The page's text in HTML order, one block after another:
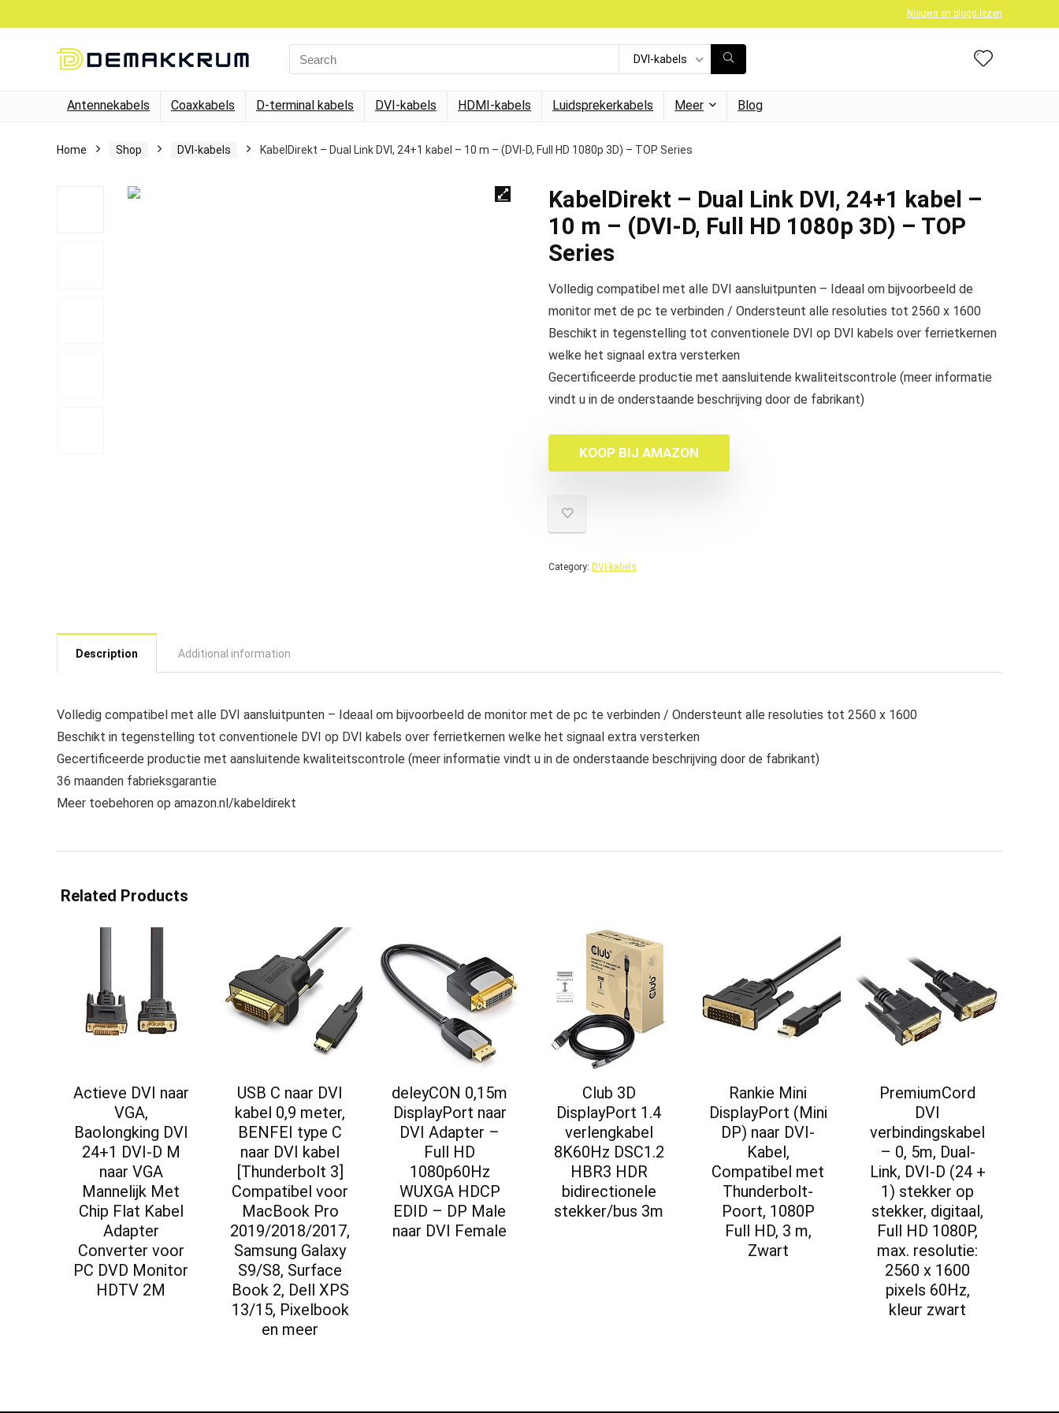
Nieuws en blogs lezen
Search
for:
DVI-kabels
Antennekabels Coaxkabels D-terminal kabels DVI-kabels HDMI-kabels Luidsprekerkabels Meer Blog
Home Shop DVI-kabels KabelDirekt – Dual Link DVI, 24+1 kabel – 10 m – (DVI-D, Full HD 1080p 3D) – TOP Series
KabelDirekt – Dual Link DVI, 24+1 kabel –
10 m – (DVI-D, Full HD 1080p 3D) – TOP
Series
Volledig compatibel met alle DVI aansluitpunten – Ideaal om bijvoorbeeld de
monitor met de pc te verbinden / Ondersteunt alle resoluties tot 2560 x 1600
Beschikt in tegenstelling tot conventionele DVI op DVI kabels over ferrietkernen
welke het signaal extra versterken
Gecertificeerde productie met aansluitende kwaliteitscontrole (meer informatie
vindt u in de onderstaande beschrijving door de fabrikant)
KOOP BIJ AMAZON
Category: DVI-kabels
Description Additional information
Volledig compatibel met alle DVI aansluitpunten – Ideaal om bijvoorbeeld de monitor met de pc te verbinden / Ondersteunt alle resoluties tot 2560 x 1600
Beschikt in tegenstelling tot conventionele DVI op DVI kabels over ferrietkernen welke het signaal extra versterken
Gecertificeerde productie met aansluitende kwaliteitscontrole (meer informatie vindt u in de onderstaande beschrijving door de fabrikant)
36 maanden fabrieksgarantie
Meer toebehoren op amazon.nl/kabeldirekt
Related Products
Actieve DVI naar
VGA,
Baolongking DVI
24+1 DVI-D M
naar VGA
Mannelijk Met
Chip Flat Kabel
Adapter
Converter voor
PC DVD Monitor
HDTV 2M
USB C naar DVI
kabel 0,9 meter,
BENFEI type C
naar DVI kabel
[Thunderbolt 3]
Compatibel voor
MacBook Pro
2019/2018/2017,
Samsung Galaxy
S9/S8, Surface
Book 2, Dell XPS
13/15, Pixelbook
en meer
deleyCON 0,15m
DisplayPort naar
DVI Adapter –
Full HD
1080p60Hz
WUXGA HDCP
EDID – DP Male
naar DVI Female
Club 3D
DisplayPort 1.4
verlengkabel
8K60Hz DSC1.2
HBR3 HDR
bidirectionele
stekker/bus 3m
Rankie Mini
DisplayPort (Mini
DP) naar DVI-
Kabel,
Compatibel met
Thunderbolt-
Poort, 1080P
Full HD, 3 m,
Zwart
PremiumCord
DVI
verbindingskabel
– 0, 5m, Dual-
Link, DVI-D (24 +
1) stekker op
stekker, digitaal,
Full HD 1080P,
max. resolutie:
2560 x 1600
pixels 60Hz,
kleur zwart